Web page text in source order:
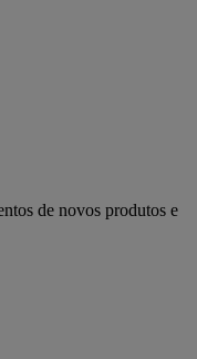
de novos produtos e